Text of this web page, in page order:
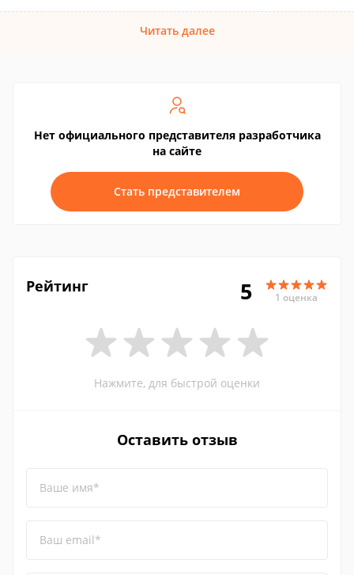
Читать далее
Нет официального представителя разработчика
на сайте
Стать представителем
Рейтинг 5 1 оценка
Нажмите, для быстрой оценки
Оставить отзыв
Ваше имя*
Ваш email*